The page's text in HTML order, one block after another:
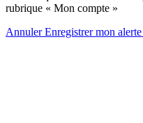
rubrique « Mon compte »
AnnulerEnregistrer mon alerte